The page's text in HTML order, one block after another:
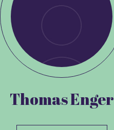
Thomas Enger